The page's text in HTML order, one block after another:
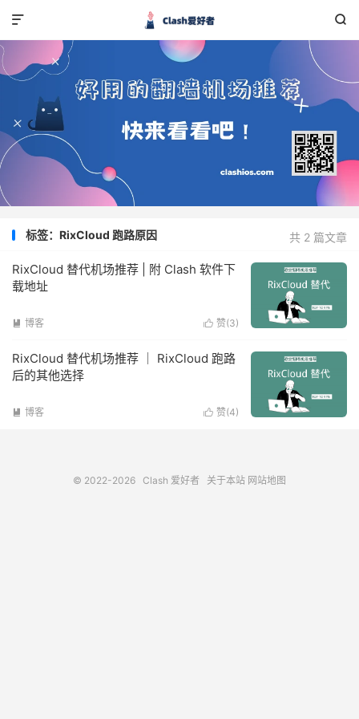


共 2 篇文章
标签：RixCloud 跑路原因
RixCloud 替代机场推荐 | 附 Clash 软件下
载地址
 赞(3)
 博客
RixCloud 替代机场推荐 ｜ RixCloud 跑路
后的其他选择
 赞(4)
 博客
© 2022-2026 Clash 爱好者 关于本站 网站地图